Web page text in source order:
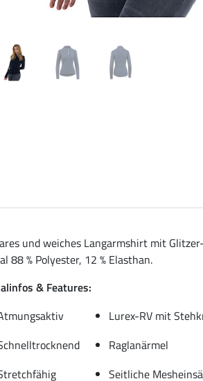
und weiches Langarmshirt mit
88 % Polyester, 12 % Elasthan.
& Features:
Lurex-RV mit
Raglanärmel
Seitliche